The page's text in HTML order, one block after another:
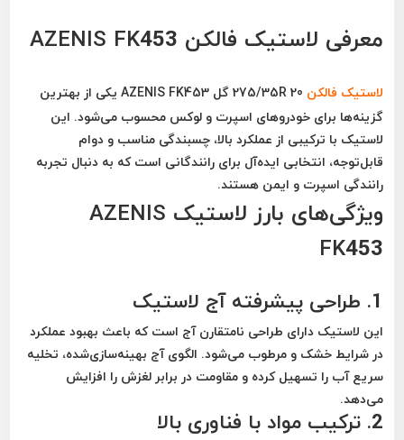
معرفی لاستیک فالکن AZENIS FK453
لاستیک فالکن
یکی از بهترین
گزینه‌ها برای خودروهای اسپرت و لوکس محسوب می‌شود. این
لاستیک با ترکیبی از عملکرد بالا، چسبندگی مناسب و دوام
قابل‌توجه، انتخابی ایده‌آل برای رانندگانی است که به دنبال تجربه
رانندگی اسپرت و ایمن هستند.
ویژگی‌های بارز لاستیک AZENIS
FK453
1. طراحی پیشرفته آج لاستیک
این لاستیک دارای طراحی نامتقارن آج است که باعث بهبود عملکرد
در شرایط خشک و مرطوب می‌شود. الگوی آج بهینه‌سازی‌شده، تخلیه
سریع آب را تسهیل کرده و مقاومت در برابر لغزش را افزایش
می‌دهد.
2. ترکیب مواد با فناوری بالا